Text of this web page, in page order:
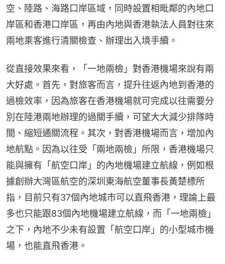
空、陸路、海路口岸區域，同時設置相毗鄰的內地口
岸區和香港口岸區，再由內地與香港執法人員對往來
兩地乘客進行清關檢查、辦理出入境手續。
從直接效果來看，「一地兩檢」對香港機場來說有兩
大好處。首先，對旅客而言，提升往返內地到香港的
過檢效率，因為旅客在香港機場就可完成以往需要分
別在陸港兩地辦理的過關手續，可望大大減少排隊時
間、縮短通關流程。其次，對香港機場而言，增加內
地航點。因為以往受「兩地兩檢」所限，香港機場只
能與擁有「航空口岸」的內地機場建立航線，例如根
據創辦大灣區航空的深圳東海航空董事長黃楚標所
指，目前只有37個內地城市可以直飛香港，理論上最
多也只能跟83個內地機場建立航線，而「一地兩檢」
之下，內地不少未有設置「航空口岸」的小型城市機
場，也能直飛香港。